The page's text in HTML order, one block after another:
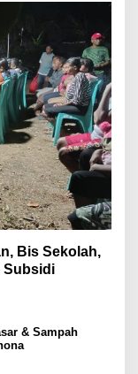
Bis Sekolah,
Subsidi
& Sampah